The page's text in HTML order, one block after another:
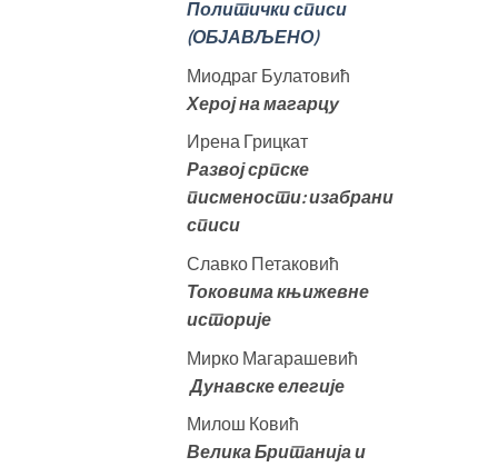
Политички списи
(ОБЈАВЉЕНО)
Миодраг Булатовић
Херој на магарцу
Ирена Грицкат
Развој српске
писмености: изабрани
списи
Славко Петаковић
Токовима књижевне
историје
Мирко Магарашевић
Дунавске елегије
Милош Ковић
ВеликаБританија и